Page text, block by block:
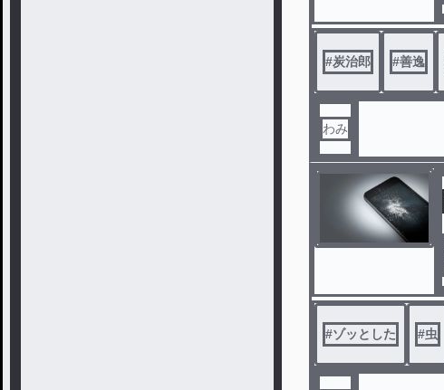
#炭治郎 #善逸
わみ
#ゾッとした #虫